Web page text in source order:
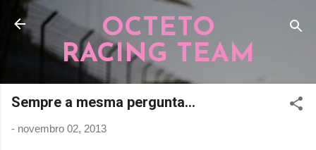
Pular para o conteúdo principal
OCTETO
RACING TEAM
Sempre a mesma pergunta...
- novembro 02, 2013